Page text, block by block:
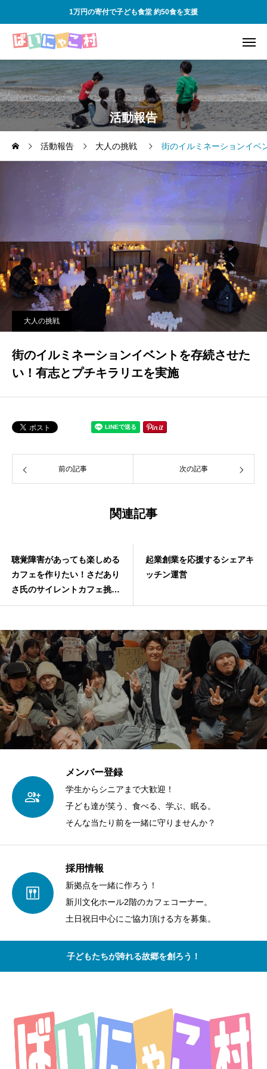
1万円の寄付で子ども食堂 約50食を支援
活動報告
活動報告 大人の挑戦 街のイルミネーションイベ
大人の挑戦
街のイルミネーションイベントを存続させた
い！有志とプチキラリエを実施
前の記事 次の記事
関連記事
聴覚障害があっても楽しめる
カフェを作りたい！さだあり
さ氏のサイレントカフェ挑戦
を応援
起業創業を応援するシェアキ
ッチン運営
メンバー登録
学生からシニアまで大歓迎！
子ども達が笑う、食べる、学ぶ、眠る。
そんな当たり前を一緒に守りませんか？
採用情報
新拠点を一緒に作ろう！
新川文化ホール2階のカフェコーナー。
土日祝日中心にご協力頂ける方を募集。
子どもたちが誇れる故郷を創ろう！